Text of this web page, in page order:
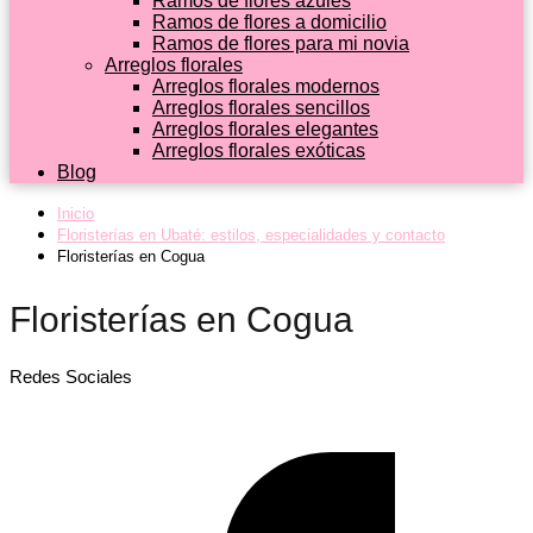
Ramos de flores a domicilio
Ramos de flores para mi novia
Arreglos florales
Arreglos florales modernos
Arreglos florales sencillos
Arreglos florales elegantes
Arreglos florales exóticas
Blog
Inicio
Floristerías en Ubaté: estilos, especialidades y contacto
Floristerías en Cogua
Floristerías en Cogua
Redes Sociales